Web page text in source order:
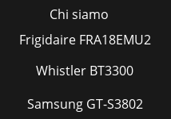
Chi siamo
Frigidaire FRA18EMU2
Whistler BT3300
Samsung GT-S3802